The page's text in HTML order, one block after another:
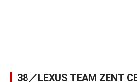
38／LEXUS TEAM ZENT